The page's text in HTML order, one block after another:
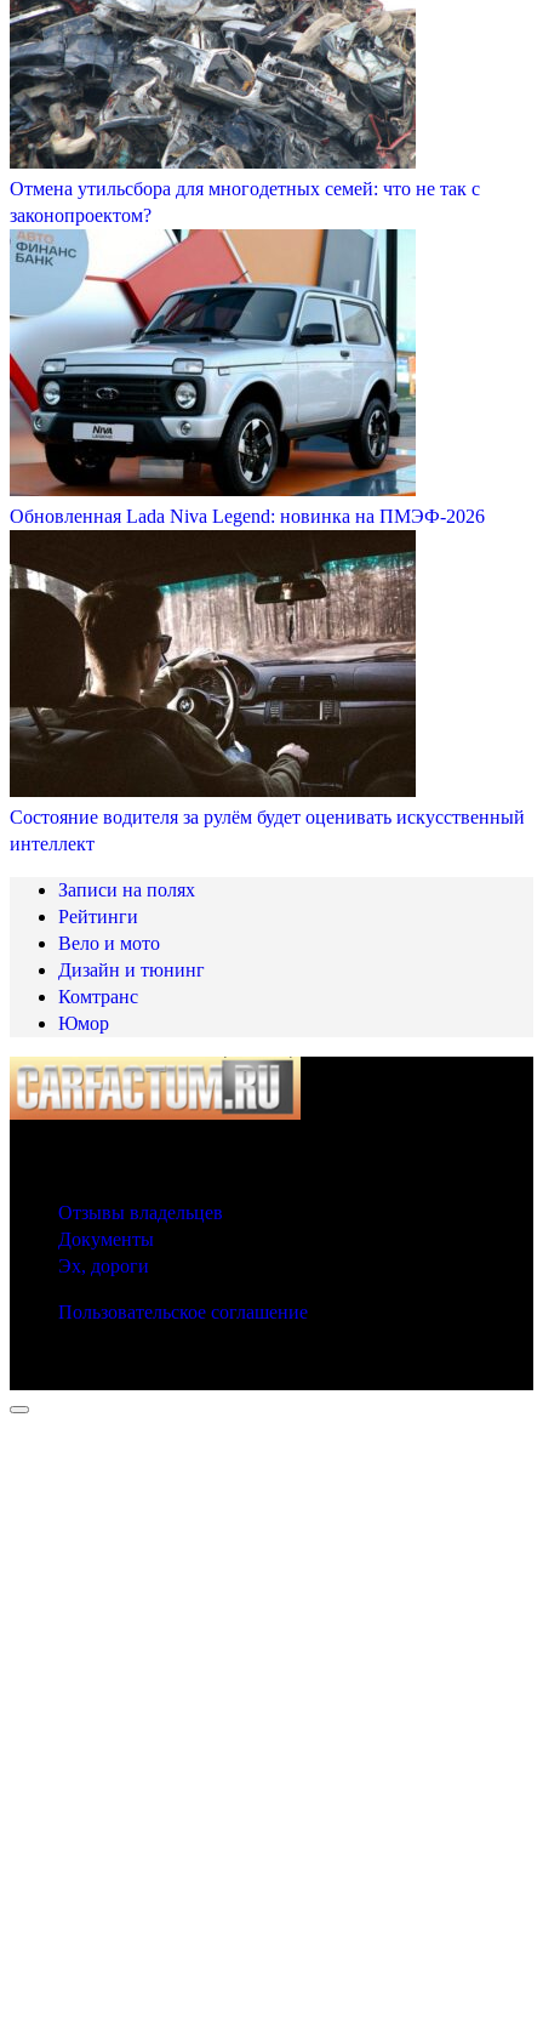
Отмена утильсбора для многодетных семей: что не так с
законопроектом?
Обновленная Lada Niva Legend: новинка на ПМЭФ-2026
Состояние водителя за рулём будет оценивать искусственный
интеллект
Записи на полях
Рейтинги
Вело и мото
Дизайн и тюнинг
Комтранс
Юмор
Отзывы владельцев
Документы
Эх, дороги
Пользовательское соглашение